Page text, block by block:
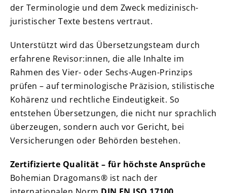
der Terminologie und dem Zweck medizinisch-
juristischer Texte bestens vertraut.
Unterstützt wird das Übersetzungsteam durch
erfahrene Revisor:innen, die alle Inhalte im
Rahmen des Vier- oder Sechs-Augen-Prinzips
prüfen – auf terminologische Präzision, stilistische
Kohärenz und rechtliche Eindeutigkeit. So
entstehen Übersetzungen, die nicht nur sprachlich
überzeugen, sondern auch vor Gericht, bei
Versicherungen oder Behörden bestehen.
Zertifizierte Qualität – für höchste Ansprüche
Bohemian Dragomans® ist nach der